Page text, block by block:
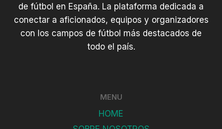
de fútbol en España. La plataforma dedicada a
conectar a aficionados, equipos y organizadores
con los campos de fútbol más destacados de
todo el país.
MENU
HOME